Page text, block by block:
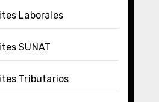
Laborales
SUNAT
Tributarios